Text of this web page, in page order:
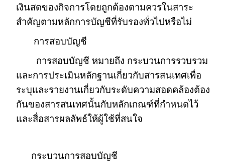
เงินสดของกิจการโดยถูกต้องตามควรในสาระ
สำคัญตามหลักการบัญชีที่รับรองทั่วไปหรือไม่
การสอบบัญชี
การสอบบัญชี หมายถึง กระบวนการรวบรวม
และการประเมินหลักฐานเกี่ยวกับสารสนเทศเพื่อ
ระบุและรายงานเกี่ยวกับระดับความสอดคล้องต้อง
กันของสารสนเทศนั้นกับหลักเกณฑ์ที่กำหนดไว้
และสื่อสารผลลัพธ์ให้ผู้ใช้ที่สนใจ
กระบวนการสอบบัญชี